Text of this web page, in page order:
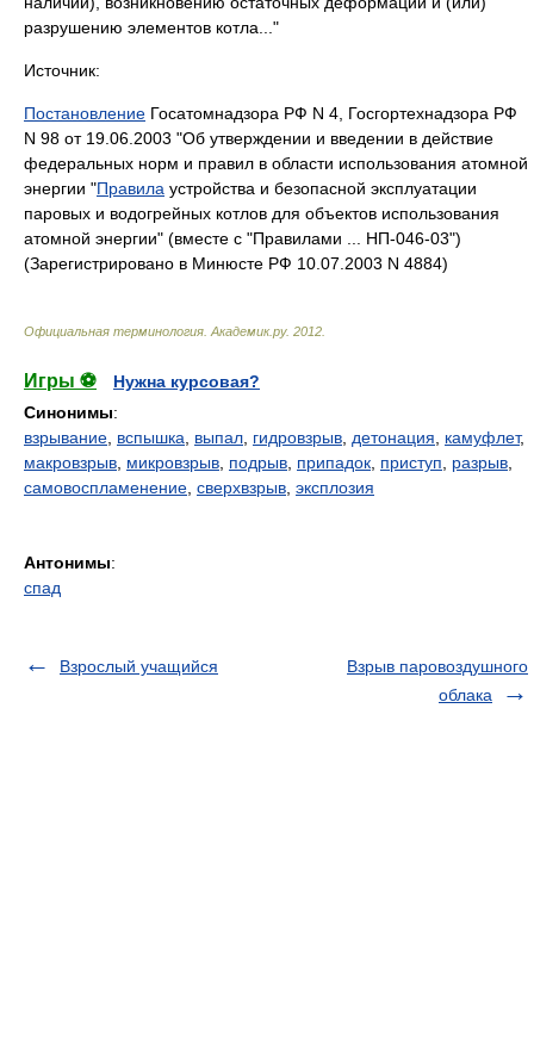
разрушению элементов котла..."
Источник:
Постановление Госатомнадзора РФ N 4, Госгортехнадзора РФ
N 98 от 19.06.2003 "Об утверждении и введении в действие
федеральных норм и правил в области использования атомной
энергии "Правила устройства и безопасной эксплуатации
паровых и водогрейных котлов для объектов использования
атомной энергии" (вместе с "Правилами ... НП-046-03")
(Зарегистрировано в Минюсте РФ 10.07.2003 N 4884)
Официальная терминология Академик.ру. 2012
Игры ⚽
Нужна курсовая?
Синонимы:
взрывание вспышка выпал гидровзрыв детонация камуфлет,
макровзрыв микровзрыв подрыв припадок приступ разрыв
самовоспламенение сверхвзрыв эксплозия
Антонимы:
спад
Взрослый учащийся
Взрыв паровоздушного
облака